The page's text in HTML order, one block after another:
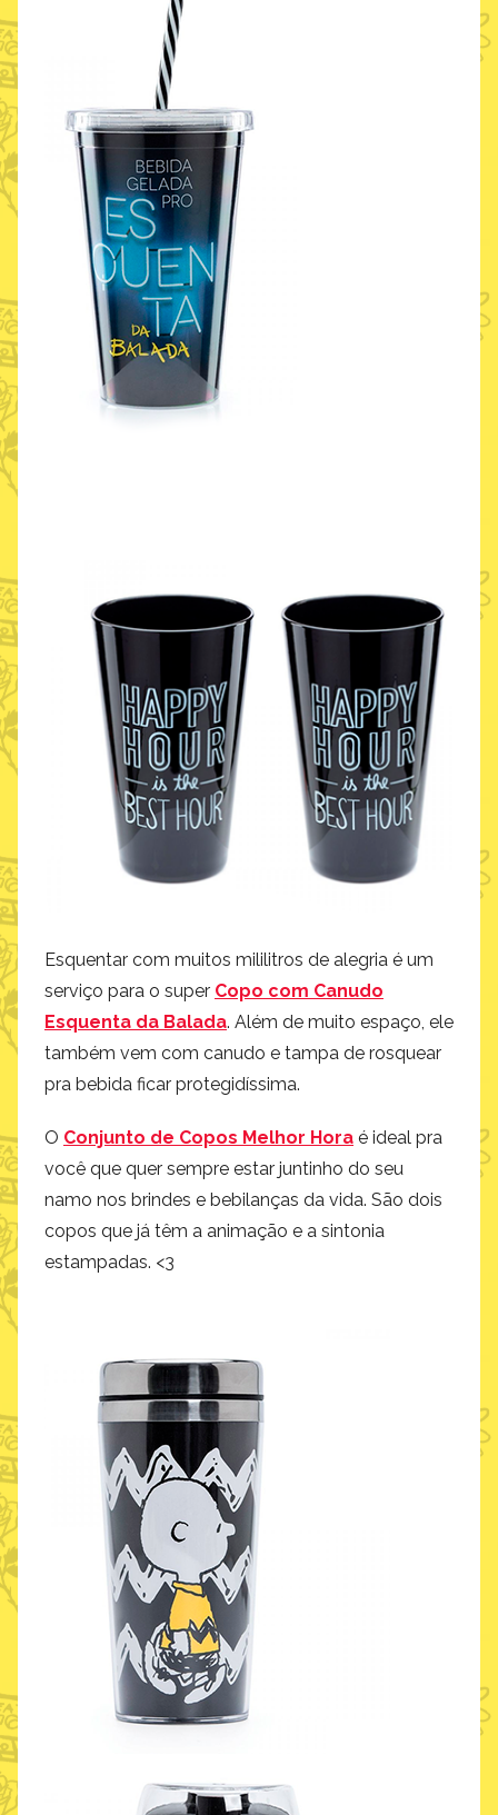
Esquentar com muitos mililitros de alegria é um
serviço para o super Copo com Canudo
Esquenta da Balada. Além de muito espaço, ele
também vem com canudo e tampa de rosquear
pra bebida ficar protegidíssima.
O Conjunto de Copos Melhor Hora é ideal pra
você que quer sempre estar juntinho do seu
namo nos brindes e bebilanças da vida. São dois
copos que já têm a animação e a sintonia
estampadas. <3